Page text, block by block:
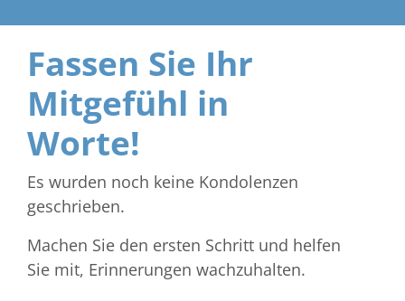
Fassen Sie Ihr
Mitgefühl in
Worte!
Es wurden noch keine Kondolenzen
geschrieben.
Machen Sie den ersten Schritt und helfen
Sie mit, Erinnerungen wachzuhalten.